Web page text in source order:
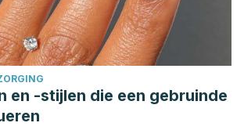
en -stijlen die een gebruinde